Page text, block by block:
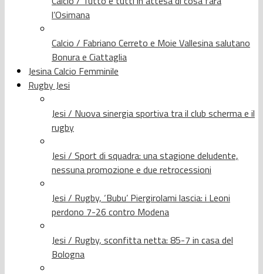
l’Osimana
Calcio / Fabriano Cerreto e Moie Vallesina salutano
Bonura e Ciattaglia
Jesina Calcio Femminile
Rugby Jesi
Jesi / Nuova sinergia sportiva tra il club scherma e il
rugby
Jesi / Sport di squadra: una stagione deludente,
nessuna promozione e due retrocessioni
Jesi / Rugby, ‘Bubu’ Piergirolami lascia: i Leoni
perdono 7-26 contro Modena
Jesi / Rugby, sconfitta netta: 85-7 in casa del
Bologna